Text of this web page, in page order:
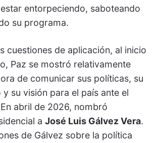
entorpeciendo, saboteando
su programa.
cuestiones de aplicación, al inicio
Paz se mostró relativamente
de comunicar sus políticas, su
su visión para el país ante el
abril de 2026, nombró
a José Luis Gálvez Vera.
de Gálvez sobre la política